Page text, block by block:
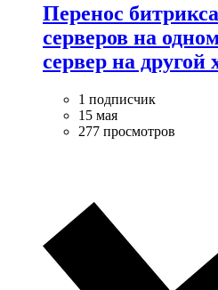
Перенос
серверов на
сервер на другой
1 подписчик
15 мая
277 просмотров